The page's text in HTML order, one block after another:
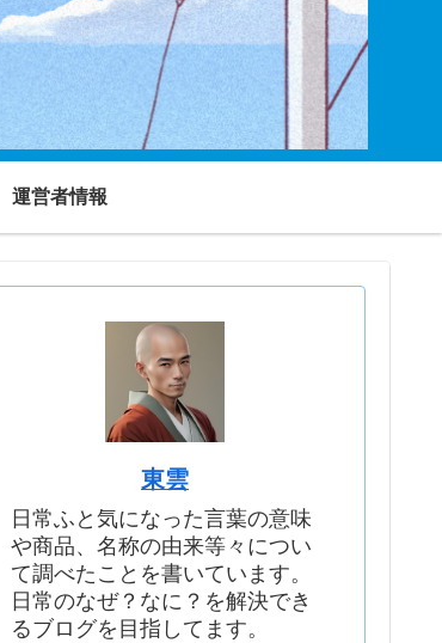
運営者情報
東雲
日常ふと気になった言葉の意味
や商品、名称の由来等々につい
て調べたことを書いています。
日常のなぜ？なに？を解決でき
るブログを目指してます。